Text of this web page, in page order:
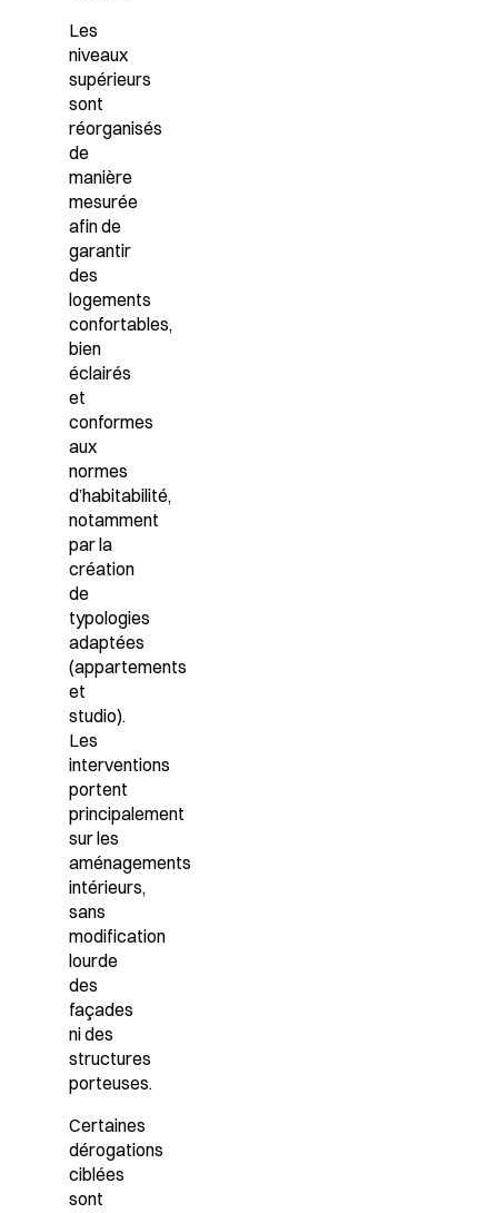
Les
niveaux
supérieurs
sont
réorganisés
de
manière
mesurée
afin de
garantir
des
logements
confortables,
bien
éclairés
et
conformes
aux
normes
d’habitabilité,
notamment
par la
création
de
typologies
adaptées
(appartements
et
studio).
Les
interventions
portent
principalement
sur les
aménagements
intérieurs,
sans
modification
lourde
des
façades
ni des
structures
porteuses.
Certaines
dérogations
ciblées
sont